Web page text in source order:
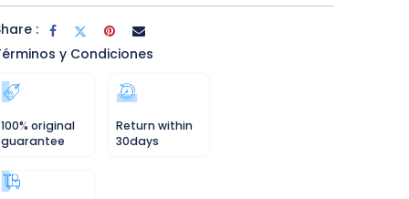
:
y Condiciones
100% original
guarantee
Return within
30days